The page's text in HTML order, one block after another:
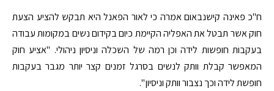
ח"כ פאינה קישנבאום אמרה כי לאור הפאנל היא תבקש להציע הצעת
חוק אשר תבטל את האפליה הקיימת כיום בקידום נשים במקומות עבודה
בעקבות חופשות לידה וכן רמה של השכלה וניסיון ניהולי. "אציע חוק
המאפשר קבלת וותק לנשים בסרגל זמנים קצר יותר מגבר בעקבות
חופשת לידה וכך נצבור וותק וניסיון ".